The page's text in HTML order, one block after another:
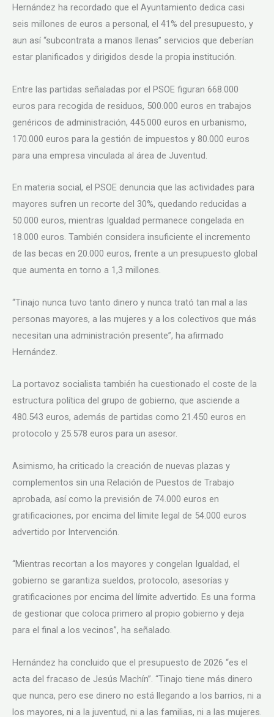
Hernández ha recordado que el Ayuntamiento dedica casi
seis millones de euros a personal, el 41% del presupuesto, y
aun así “subcontrata a manos llenas” servicios que deberían
estar planificados y dirigidos desde la propia institución.
Entre las partidas señaladas por el PSOE figuran 668.000
euros para recogida de residuos, 500.000 euros en trabajos
genéricos de administración, 445.000 euros en urbanismo,
170.000 euros para la gestión de impuestos y 80.000 euros
para una empresa vinculada al área de Juventud.
En materia social, el PSOE denuncia que las actividades para
mayores sufren un recorte del 30%, quedando reducidas a
50.000 euros, mientras Igualdad permanece congelada en
18.000 euros. También considera insuficiente el incremento
de las becas en 20.000 euros, frente a un presupuesto global
que aumenta en torno a 1,3 millones.
“Tinajo nunca tuvo tanto dinero y nunca trató tan mal a las
personas mayores, a las mujeres y a los colectivos que más
necesitan una administración presente”, ha afirmado
Hernández.
La portavoz socialista también ha cuestionado el coste de la
estructura política del grupo de gobierno, que asciende a
480.543 euros, además de partidas como 21.450 euros en
protocolo y 25.578 euros para un asesor.
Asimismo, ha criticado la creación de nuevas plazas y
complementos sin una Relación de Puestos de Trabajo
aprobada, así como la previsión de 74.000 euros en
gratificaciones, por encima del límite legal de 54.000 euros
advertido por Intervención.
“Mientras recortan a los mayores y congelan Igualdad, el
gobierno se garantiza sueldos, protocolo, asesorías y
gratificaciones por encima del límite advertido. Es una forma
de gestionar que coloca primero al propio gobierno y deja
para el final a los vecinos”, ha señalado.
Hernández ha concluido que el presupuesto de 2026 “es el
acta del fracaso de Jesús Machín”. “Tinajo tiene más dinero
que nunca, pero ese dinero no está llegando a los barrios, ni a
los mayores, ni a la juventud, ni a las familias, ni a las mujeres.